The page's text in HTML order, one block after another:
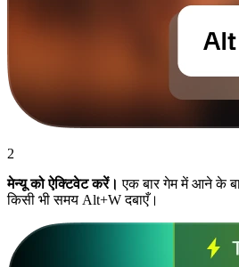
2
मेन्यू को ऐक्टिवेट करें। एक बार गेम में आने के
किसी भी समय Alt+W दबाएँ।